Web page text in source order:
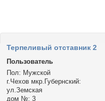
Терпеливый отставник 2
Пользователь
Пол: Мужской
г.Чехов мкр.Губернский:
ул.Земская
дом №: 3